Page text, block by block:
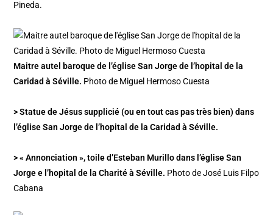
Pineda.
Maitre autel baroque de l’église San Jorge de l’hopital de la
Caridad à Séville. Photo de Miguel Hermoso Cuesta
> Statue de Jésus supplicié (ou en tout cas pas très bien) dans
l’église San Jorge de l’hopital de la Caridad à Séville.
> « Annonciation », toile d’Esteban Murillo dans l’église San
Jorge e l’hopital de la Charité à Séville. Photo de José Luis Filpo
Cabana